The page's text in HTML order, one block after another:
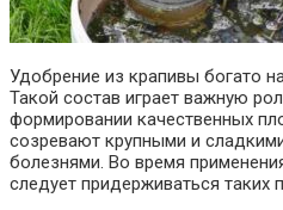
Удобрение из крапивы богато
Такой состав играет важную
формировании качественных
созревают крупными и
болезнями. Во время
следует придерживаться таких